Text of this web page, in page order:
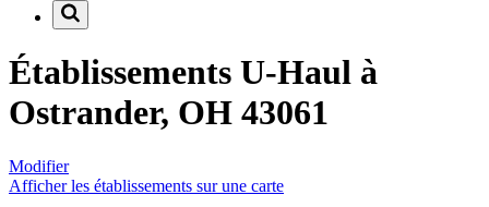
Établissements U-Haul à
Ostrander, OH 43061
Modifier
Afficher les établissements sur une carte